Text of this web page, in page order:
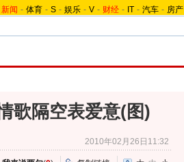
新闻 - 体育 - S - 娱乐 - V - 财经 - IT - 汽车 - 房产
歌隔空表爱意(图)
2010年02月26日11:32